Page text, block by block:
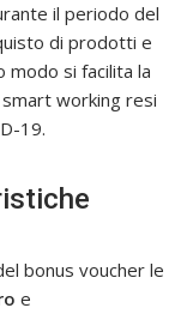
il periodo del
di prodotti e
si facilita la
working resi
19.
bonus voucher le
e